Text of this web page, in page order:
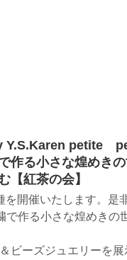
Y.S.Karen petite
作る小さな煌めき
【紅茶の会】
を開催いたします。是
で作る小さな煌めきの
ビーズジュエリーを